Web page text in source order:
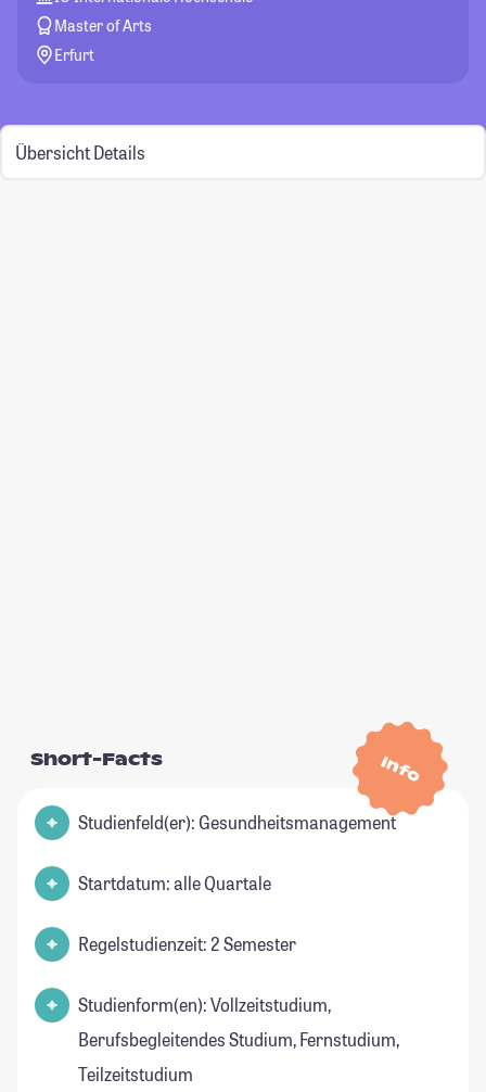
Master of Arts
Erfurt
Übersicht Details
Info
Short-Facts
Studienfeld(er): Gesundheitsmanagement
Startdatum: alle Quartale
Regelstudienzeit: 2 Semester
Studienform(en): Vollzeitstudium,
Berufsbegleitendes Studium, Fernstudium,
Teilzeitstudium